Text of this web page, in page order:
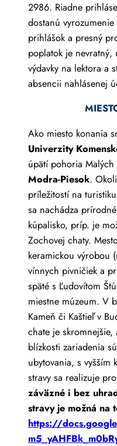
2986. Riadne
dostanú
prihlášok a presný
poplatok je
výdavky na lektora a
absencii nahlásenej
Ako miesto konania
Univerzity
úpätí pohoria Malých
Modra-Piesok.
príležitostí na
sa nachádza
kúpalisko, príp. je
Zochovej chaty.
keramickou výrobou
vínnych pivničiek a
späté s Ľudovítom
miestne múzeum. V
Kameň či Kaštieľ v
chate je
blízkosti zariadenia
ubytovania, s
stravy sa realizuje
záväzné i bez
stravy je možná na
https://